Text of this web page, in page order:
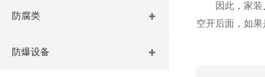
防腐类
防爆设备
因此，家装
空开后面，如